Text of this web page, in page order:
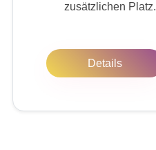
zusätzlichen Platz.
Details